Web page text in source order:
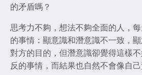
的矛盾嗎？
思考力不夠，想法不夠全面的人，
的事情：顯意識和潛意識不一致，
對方的目的，但潛意識卻覺得這樣
反的事情，而結果也自然不會像自己